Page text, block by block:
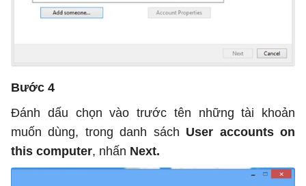
Bước 4
Đánh dấu chọn vào trước tên những tài khoản
muốn dùng, trong danh sách User accounts on
this computer, nhấn Next.